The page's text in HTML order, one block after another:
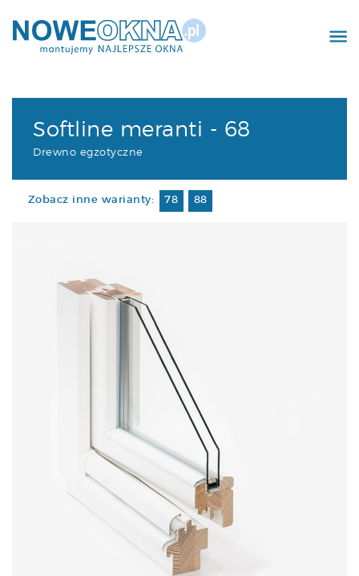
Kontakt
Softline meranti - 68
Drewno egzotyczne
Zobacz inne warianty: 78 88